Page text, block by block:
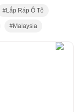
Lắp Ráp Ô Tô
Malaysia